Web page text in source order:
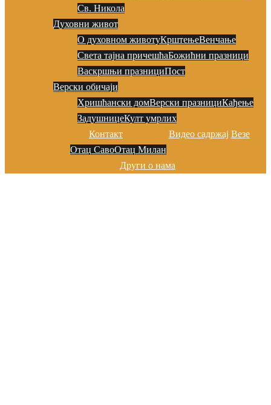
Св. Никола
Духовни живот
О духовном животуКрштењеВенчање
Света тајна причешћаБожићни празници
Васкршњи празнициПост
Верски обичаји
Хришћански домВерски празнициКађење
ЗадушницеКулт умрлих
Контакт
Отац СавоОтац Милан
Видео садржај Везе
Други о нама